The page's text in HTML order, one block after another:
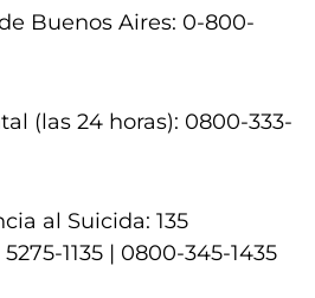
Buenos Aires: 0-800-
(las 24 horas): 0800-333-
al Suicida: 135
1135 | 0800-345-1435